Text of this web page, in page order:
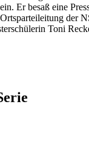
Er besaß eine
der
Toni